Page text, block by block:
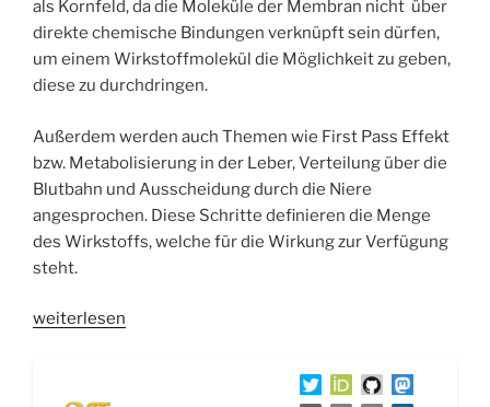
als Kornfeld, da die Moleküle der Membran nicht über
direkte chemische Bindungen verknüpft sein dürfen,
um einem Wirkstoffmolekül die Möglichkeit zu geben,
diese zu durchdringen.
Außerdem werden auch Themen wie First Pass Effekt
bzw. Metabolisierung in der Leber, Verteilung über die
Blutbahn und Ausscheidung durch die Niere
angesprochen. Diese Schritte definieren die Menge
des Wirkstoffs, welche für die Wirkung zur Verfügung
steht.
„WSR043
weiterlesen